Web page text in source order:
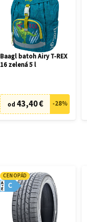
Baagl batoh Airy T-REX
16 zelená 5 l
od 43,40 € -28%
CENOPÁD
C
A
E